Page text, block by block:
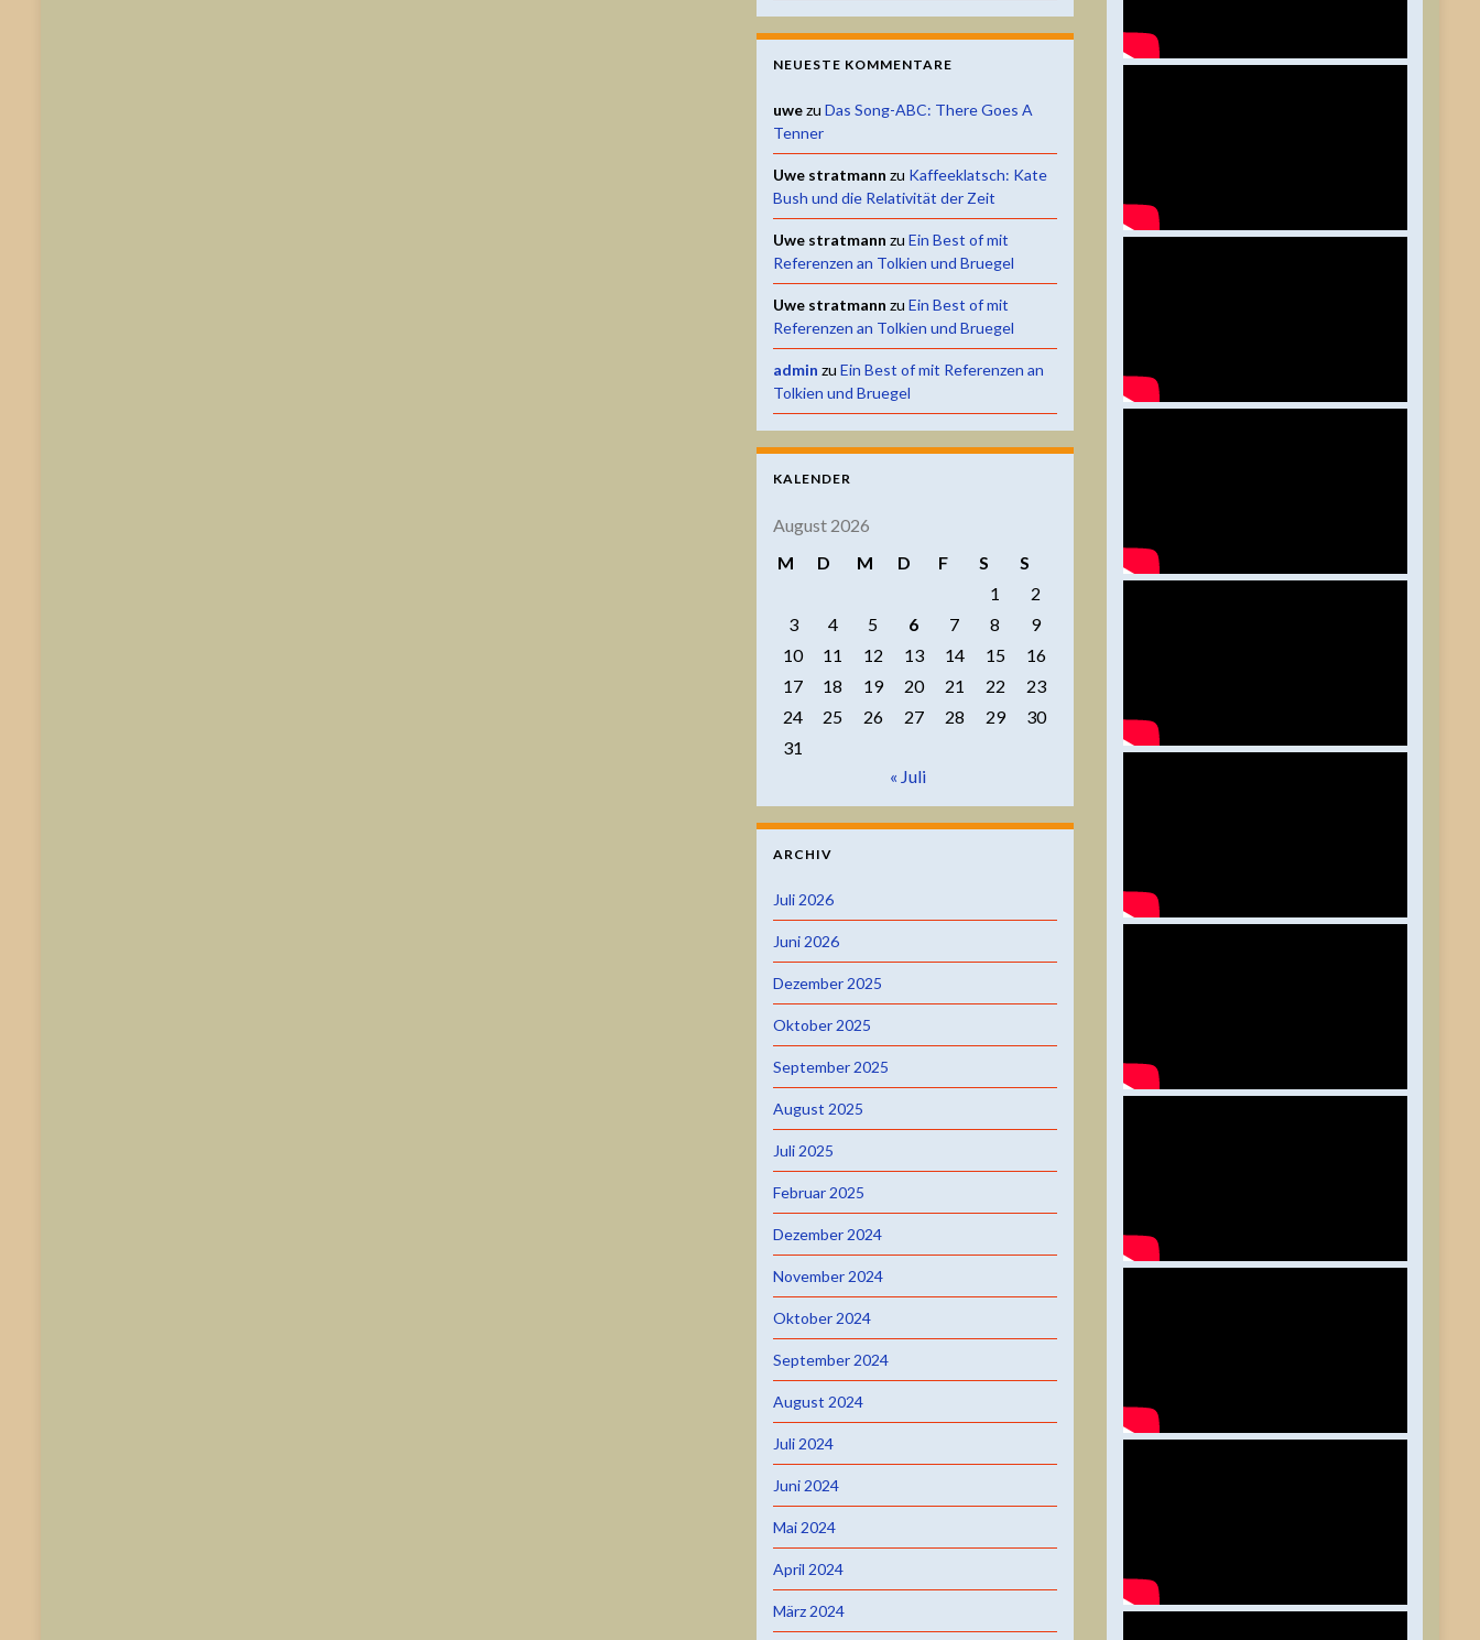
NEUESTE KOMMENTARE
uwezu Das Song-ABC: There Goes A
Tenner
Uwe stratmann zu Kaffeeklatsch: Kate
Bush und die Relativität der Zeit
Uwe stratmann zu Ein Best of mit
Referenzen an Tolkien und Bruegel
Uwe stratmann zu Ein Best of mit
Referenzen an Tolkien und Bruegel
admin zu Ein Best of mit Referenzen an
Tolkien und Bruegel
KALENDER
August 2026
M
D M D F S
S
1
2
3
4 5 6 7 8
9
10
11 12 13 14 15
16
17
18 19 20 21 22
23
24
25 26 27 28 29
30
31
« Juli
ARCHIV
Juli 2026
Juni 2026
Dezember 2025
Oktober 2025
September 2025
August 2025
Juli 2025
Februar 2025
Dezember 2024
November 2024
Oktober 2024
September 2024
August 2024
Juli 2024
Juni 2024
Mai 2024
April 2024
März 2024